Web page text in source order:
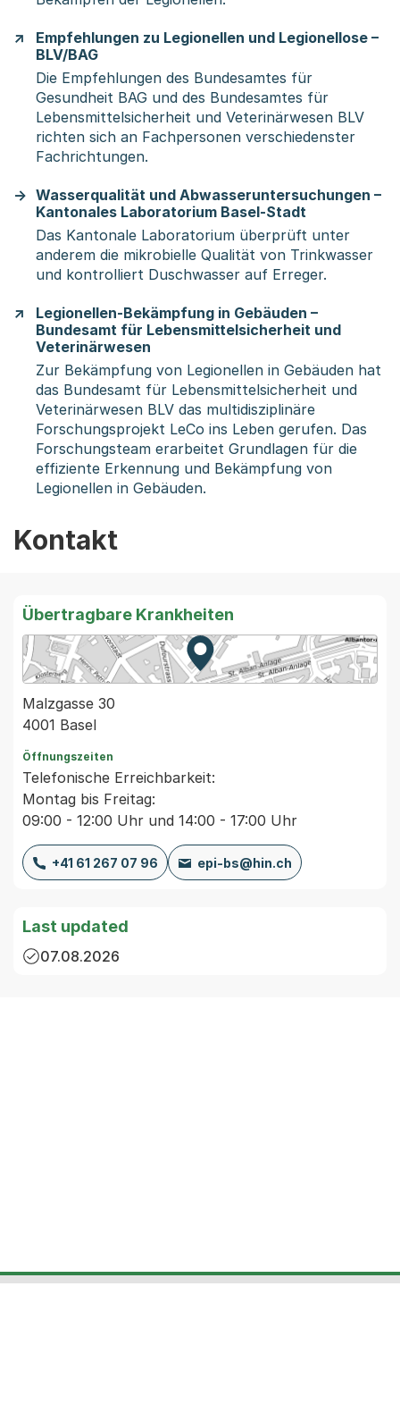
Empfehlungen zu Legionellen und Legionellose –
BLV/BAG
Die Empfehlungen des Bundesamtes für
Gesundheit BAG und des Bundesamtes für
Lebensmittelsicherheit und Veterinärwesen BLV
richten sich an Fachpersonen verschiedenster
Fachrichtungen.
Wasserqualität und Abwasseruntersuchungen –
Kantonales Laboratorium Basel-Stadt
Das Kantonale Laboratorium überprüft unter
anderem die mikrobielle Qualität von Trinkwasser
und kontrolliert Duschwasser auf Erreger.
Legionellen-Bekämpfung in Gebäuden –
Bundesamt für Lebensmittelsicherheit und
Veterinärwesen
Zur Bekämpfung von Legionellen in Gebäuden hat
das Bundesamt für Lebensmittelsicherheit und
Veterinärwesen BLV das multidisziplinäre
Forschungsprojekt LeCo ins Leben gerufen. Das
Forschungsteam erarbeitet Grundlagen für die
effiziente Erkennung und Bekämpfung von
Legionellen in Gebäuden.
Kontakt
Übertragbare Krankheiten
Zur Karte von MapBS.
Externer Link, wird in einem
Malzgasse 30
4001 Basel
Öffnungszeiten
Telefonische Erreichbarkeit:
Montag bis Freitag:
09:00 - 12:00 Uhr und 14:00 - 17:00 Uhr
+41 61 267 07 96 epi-bs@hin.ch
Last updated
07.08.2026